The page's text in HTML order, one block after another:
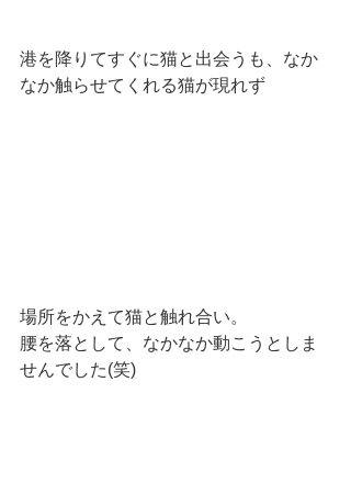
港を降りてすぐに猫と出会うも、なか
なか触らせてくれる猫が現れず
場所をかえて猫と触れ合い。
腰を落として、なかなか動こうとしま
せんでした(笑)